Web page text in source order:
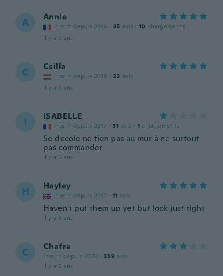
A Annie
Inscrit depuis 2016 · 35 avis · 10 chargements
il y a 5 ans
C Csilla
Inscrit depuis 2018 · 23 avis
il y a 5 ans
I ISABELLE
Inscrit depuis 2017 · 31 avis · 1 chargements
Se decole ne tien pas au mur à ne surtout
pas commander
il y a 5 ans
H Hayley
Inscrit depuis 2017 · 11 avis
Haven't put them up yet but look just right
il y a 5 ans
C Chafra
Inscrit depuis 2020 · 339 avis
il y a 5 ans